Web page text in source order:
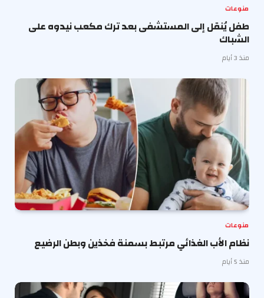
منوعات
طفل يُنقل إلى المستشفى بعد ترك مكعب نيدوه على
الشباك
منذ 3 أيام
منوعات
نظام الأب الغذائي مرتبط بسمنة فخذين وبطن الرضيع
منذ 5 أيام